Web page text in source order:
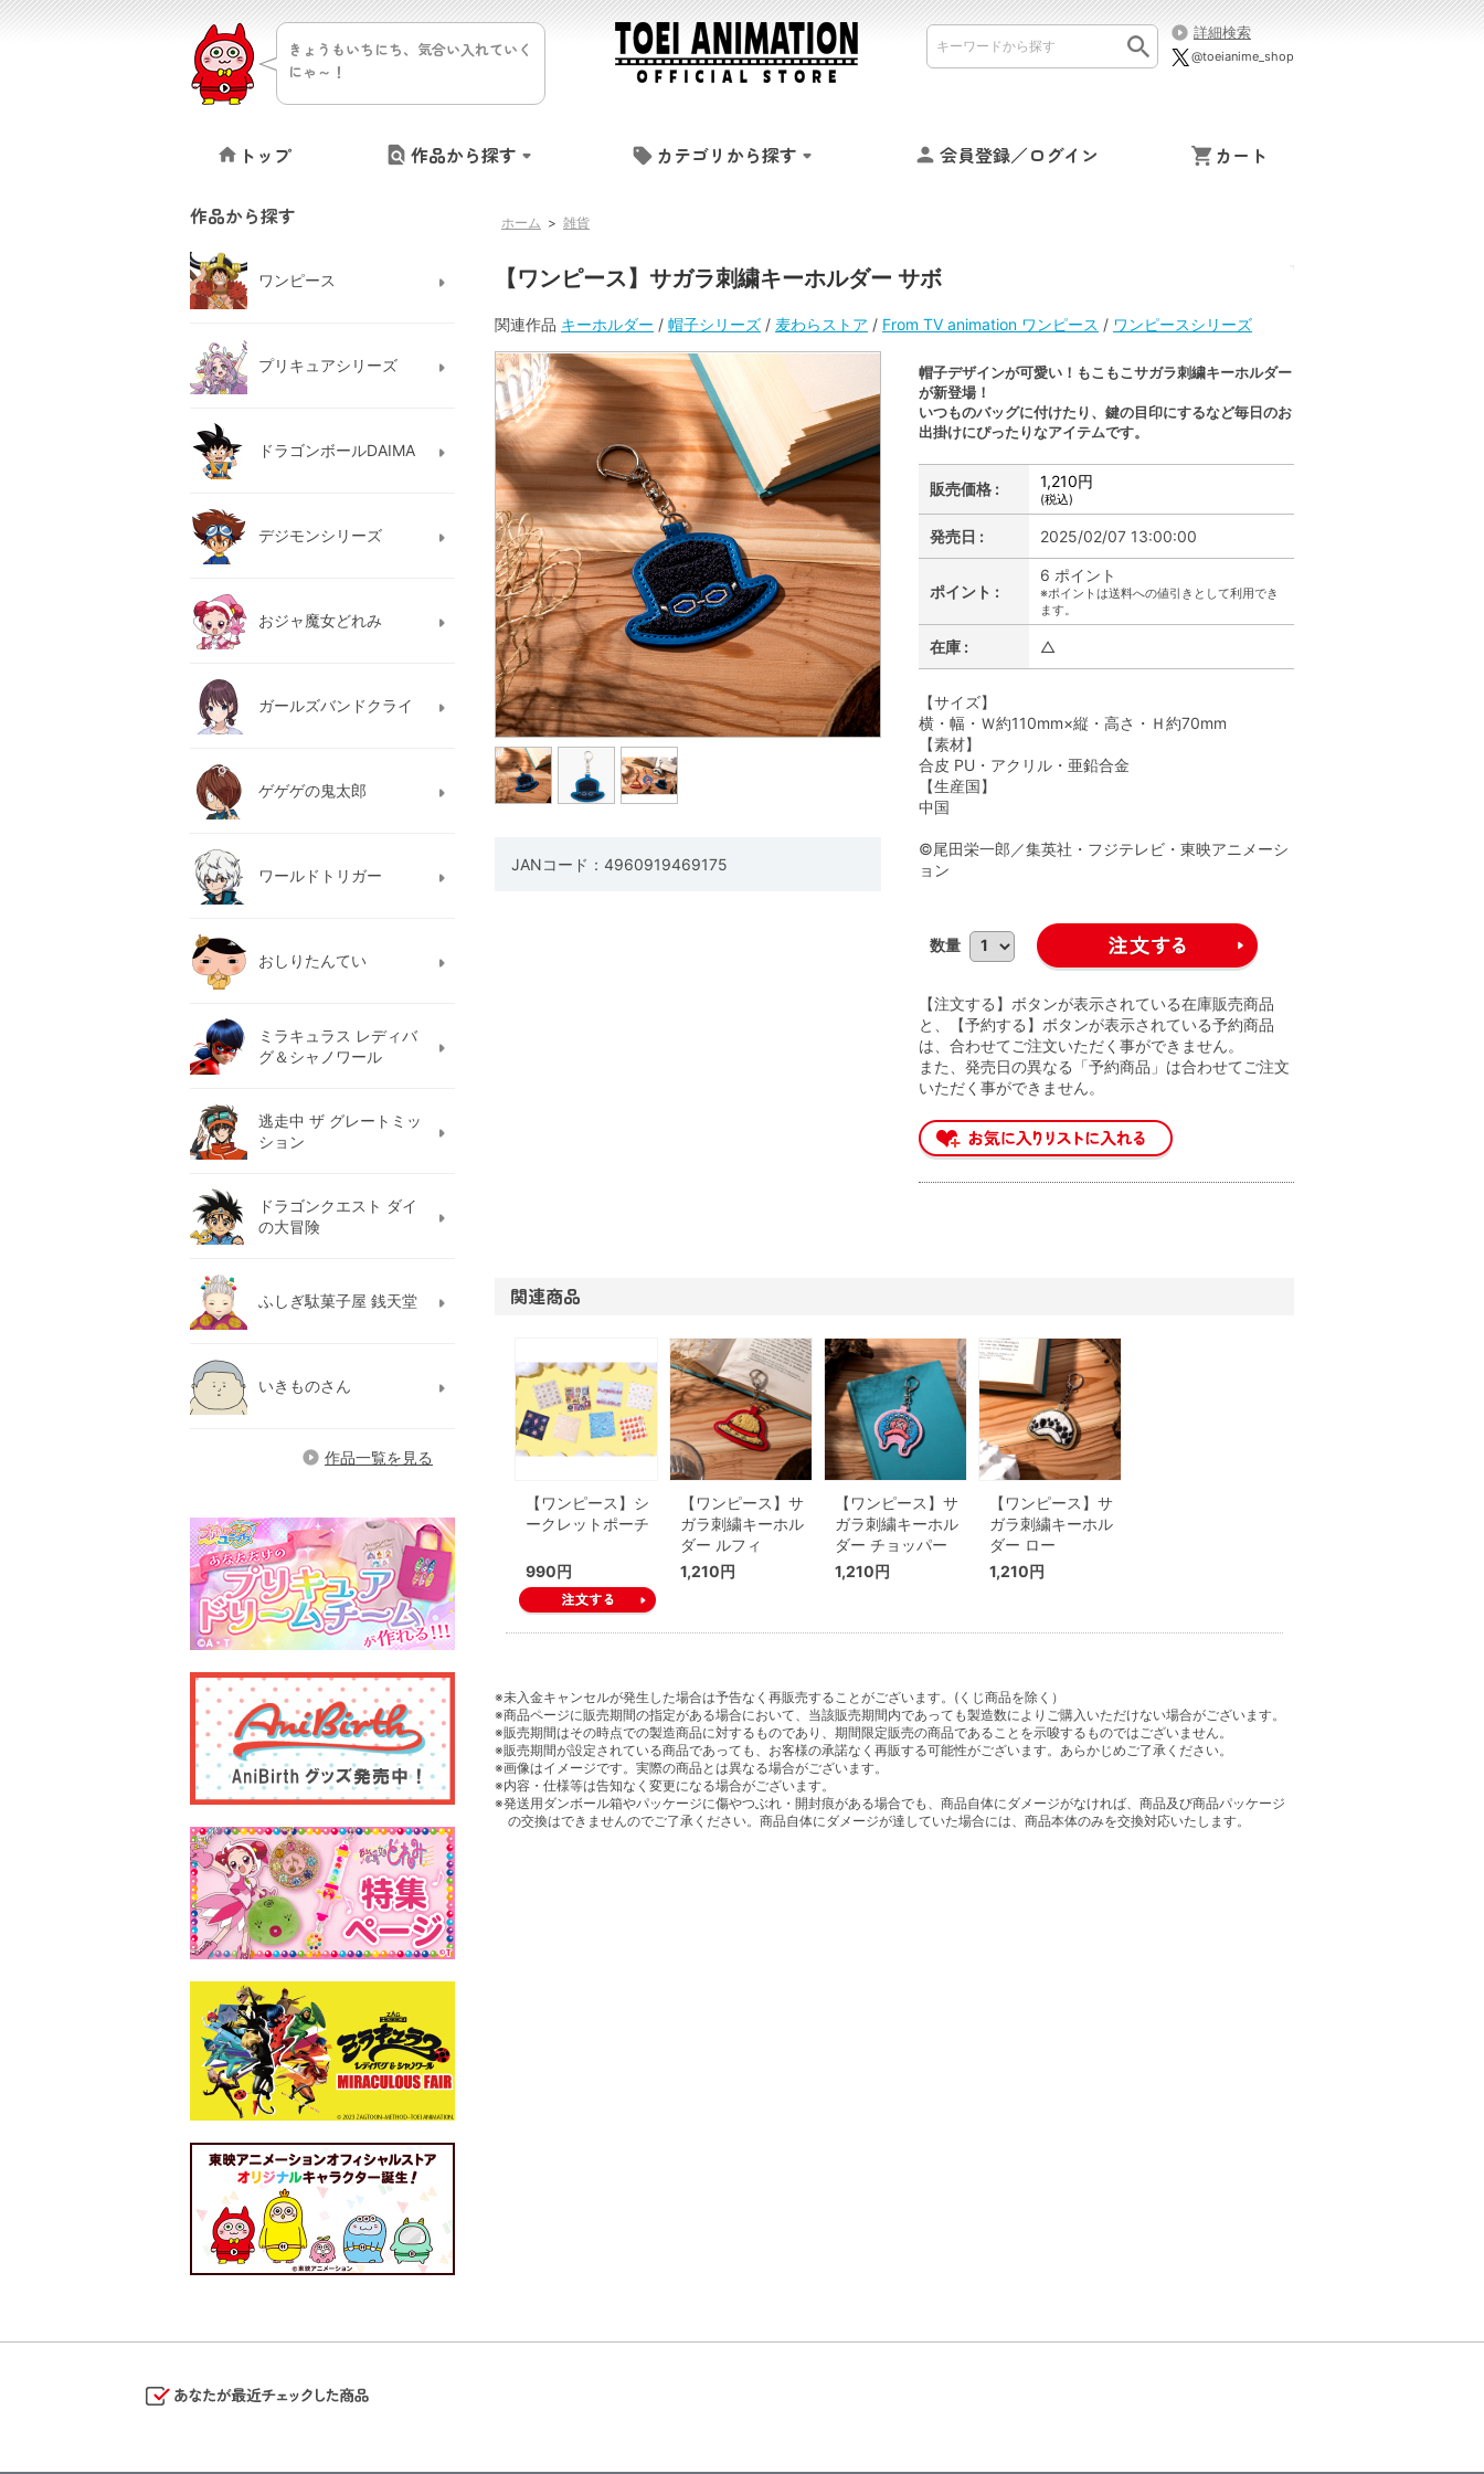
きょうもいちにち、気合い入れていく
にゃ～！
詳細検索
@toeianime_shop
トップ 作品から探す カテゴリから探す 会員登録／ログイン カート
ホーム > 雑貨
【ワンピース】サガラ刺繍キーホルダー サボ
関連作品 キーホルダー / 帽子シリーズ / 麦わらストア / From TV animation ワンピース / ワンピースシリーズ
JANコード：4960919469175
帽子デザインが可愛い！もこもこサガラ刺繍キーホルダー
が新登場！
いつものバッグに付けたり、鍵の目印にするなど毎日のお
出掛けにぴったりなアイテムです。
販売価格 : 1,210円
(税込)
発売日 : 2025/02/07 13:00:00
ポイント :
6 ポイント
※ポイントは送料への値引きとして利用でき
ます。
在庫 : △
【サイズ】
横・幅・Ｗ約110mm×縦・高さ・Ｈ約70mm
【素材】
合皮 PU・アクリル・亜鉛合金
【生産国】
中国
©尾田栄一郎／集英社・フジテレビ・東映アニメーシ
ョン
数量
【注文する】ボタンが表示されている在庫販売商品
と、【予約する】ボタンが表示されている予約商品
は、合わせてご注文いただく事ができません。
また、発売日の異なる「予約商品」は合わせてご注文
いただく事ができません。
関連商品
【ワンピース】シ
ークレットポーチ
990円
【ワンピース】サ
ガラ刺繍キーホル
ダー ルフィ
1,210円
【ワンピース】サ
ガラ刺繍キーホル
ダー チョッパー
1,210円
【ワンピース】サ
ガラ刺繍キーホル
ダー ロー
1,210円
※未入金キャンセルが発生した場合は予告なく再販売することがございます。(くじ商品を除く）
※商品ページに販売期間の指定がある場合において、当該販売期間内であっても製造数によりご購入いただけない場合がございます。
※販売期間はその時点での製造商品に対するものであり、期間限定販売の商品であることを示唆するものではございません。
※販売期間が設定されている商品であっても、お客様の承諾なく再販する可能性がございます。あらかじめご了承ください。
※画像はイメージです。実際の商品とは異なる場合がございます。
※内容・仕様等は告知なく変更になる場合がございます。
※発送用ダンボール箱やパッケージに傷やつぶれ・開封痕がある場合でも、商品自体にダメージがなければ、商品及び商品パッケージ
の交換はできませんのでご了承ください。商品自体にダメージが達していた場合には、商品本体のみを交換対応いたします。
作品から探す
ワンピース
プリキュアシリーズ
ドラゴンボールDAIMA
デジモンシリーズ
おジャ魔女どれみ
ガールズバンドクライ
ゲゲゲの鬼太郎
ワールドトリガー
おしりたんてい
ミラキュラス レディバ
グ＆シャノワール
逃走中 ザ グレートミッ
ション
ドラゴンクエスト ダイ
の大冒険
ふしぎ駄菓子屋 銭天堂
いきものさん
作品一覧を見る